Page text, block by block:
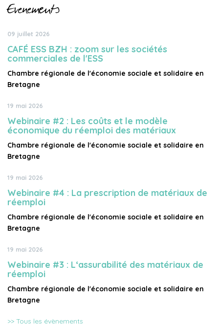
Evènements
09 juillet 2026
CAFÉ ESS BZH : zoom sur les sociétés
commerciales de l'ESS
Chambre régionale de l'économie sociale et solidaire en
Bretagne
19 mai 2026
Webinaire #2 : Les coûts et le modèle
économique du réemploi des matériaux
Chambre régionale de l'économie sociale et solidaire en
Bretagne
19 mai 2026
Webinaire #4 : La prescription de matériaux de
réemploi
Chambre régionale de l'économie sociale et solidaire en
Bretagne
19 mai 2026
Webinaire #3 : L‘assurabilité des matériaux de
réemploi
Chambre régionale de l'économie sociale et solidaire en
Bretagne
>> Tous les évènements